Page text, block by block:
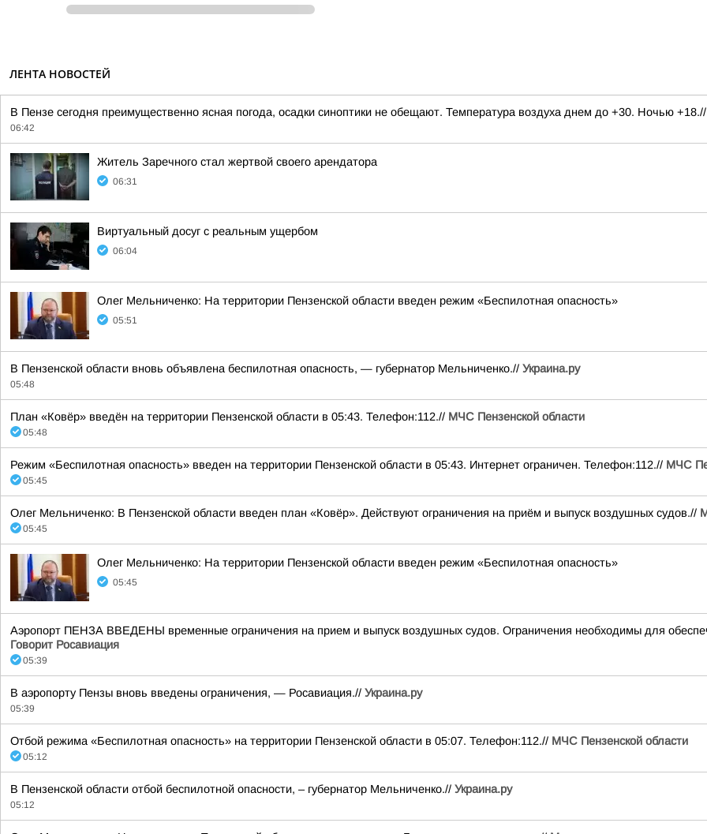
ЛЕНТА НОВОСТЕЙ
В Пензе сегодня преимущественно ясная погода, осадки синоптики не обещают. Температура воздуха днем до +30. Ночью +18.//
06:42
Житель Заречного стал жертвой своего арендатора
06:31
Виртуальный досуг с реальным ущербом
06:04
Олег Мельниченко: На территории Пензенской области введен режим «Беспилотная опасность»
05:51
В Пензенской области вновь объявлена беспилотная опасность, — губернатор Мельниченко.// Украина.ру
05:48
План «Ковёр» введён на территории Пензенской области в 05:43. Телефон:112.// МЧС Пензенской области
05:48
Режим «Беспилотная опасность» введен на территории Пензенской области в 05:43. Интернет ограничен. Телефон:112.// МЧС
05:45
Олег Мельниченко: В Пензенской области введен план «Ковёр». Действуют ограничения на приём и выпуск воздушных судов.//
05:45
Олег Мельниченко: На территории Пензенской области введен режим «Беспилотная опасность»
05:45
Аэропорт ПЕНЗА ВВЕДЕНЫ временные ограничения на прием и выпуск воздушных судов. Ограничения необходимы для
Говорит Росавиация
05:39
В аэропорту Пензы вновь введены ограничения, — Росавиация.// Украина.ру
05:39
Отбой режима «Беспилотная опасность» на территории Пензенской области в 05:07. Телефон:112.// МЧС Пензенской области
05:12
В Пензенской области отбой беспилотной опасности, – губернатор Мельниченко.// Украина.ру
05:12